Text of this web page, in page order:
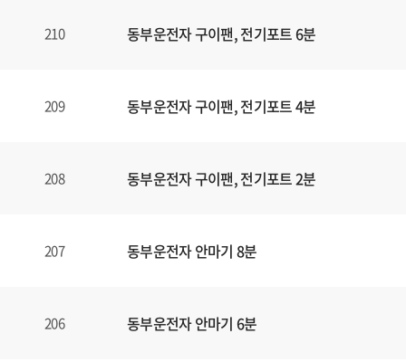
210 동부운전자 구이팬, 전기포트 6분
209 동부운전자 구이팬, 전기포트 4분
208 동부운전자 구이팬, 전기포트 2분
207 동부운전자 안마기 8분
206 동부운전자 안마기 6분